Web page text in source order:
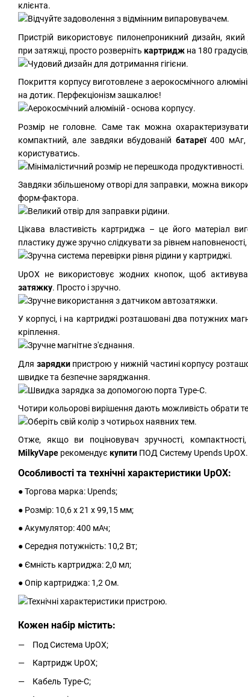
клієнта.
Пристрій використовує пилонепроникний дизайн, який
при затяжці, просто розверніть картридж на 180
Покриття корпусу виготовлене з аерокосмічного
на дотик. Перфекціонізм зашкалює!
Розмір не головне. Саме так можна
компактний, але завдяки вбудованій батареї400
користуватись.
Завдяки збільшеному отворі для заправки, можна
форм-фактора.
Цікава властивість картриджа – це його матеріал
пластику дуже зручно слідкувати за рівнем
UpOX не використовує жодних кнопок, щоб
затяжку. Просто і зручно.
У корпусі, і на картриджі розташовані два потужних
кріплення.
Для зарядки пристрою у нижній частині корпусу
швидке та безпечне заряджання.
Чотири кольорові вирішення дають можливість обрати
Отже, якщо ви поціновувач зручності,
MilkyVape рекомендує купити ПОД Систему Upends UpOX.
Особливості та технічні характеристики UpOX:
● Торгова марка: Upends;
● Розмір: 10,6 х 21 х 99,15 мм;
● Акумулятор: 400 мАч;
● Середня потужність: 10,2 Вт;
● Ємність картриджа: 2,0 мл;
● Опір картриджа: 1,2 Ом.
Кожен набір містить:
Под Система UpOX;
Картридж UpOX;
Кабель Type-C;